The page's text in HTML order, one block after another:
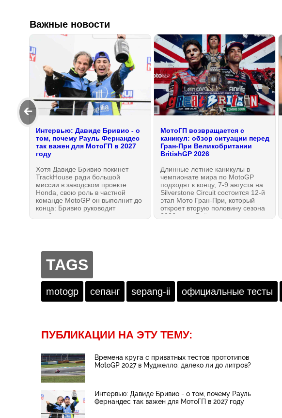
Важные новости
🡰
Интервью: Давиде Бривио - о
том, почему Рауль Фернандес
так важен для МотоГП в 2027
году
Хотя Давиде Бривио покинет
TrackHouse ради большой
миссии в заводском проекте
Honda, свою роль в частной
команде MotoGP он выполнит до
конца: Бривио руководит
подбором кадров для
Новейшую эру Мото Гран-При.
МотоГП возвращается с
каникул: обзор ситуации перед
Гран-При Великобритании
BritishGP 2026
Длинные летние каникулы в
чемпионате мира по MotoGP
подходят к концу, 7-9 августа на
Silverstone Circuit состоится 12-й
этап Мото Гран-При, который
откроет вторую половину сезона
2026 года. Всё, что нужно знать,
TAGS
motogp сепанг sepang-ii официальные тесты
ПУБЛИКАЦИИ НА ЭТУ ТЕМУ:
Времена круга с приватных тестов прототипов
MotoGP 2027 в Муджелло: далеко ли до литров?
Интервью: Давиде Бривио - о том, почему Рауль
Фернандес так важен для МотоГП в 2027 году